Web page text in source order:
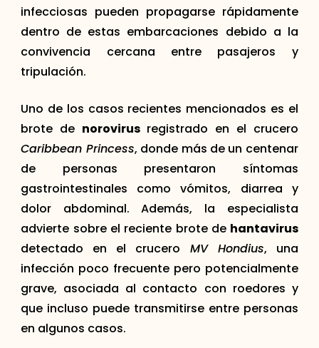
infecciosas pueden propagarse rápidamente
dentro de estas embarcaciones debido a la
convivencia cercana entre pasajeros y
tripulación.
Uno de los casos recientes mencionados es el
brote de norovirusregistrado en el crucero
Caribbean Princess, donde más de un centenar
de personas presentaron síntomas
gastrointestinales como vómitos, diarrea y
dolor abdominal. Además, la especialista
advierte sobre el reciente brote de hantavirus
detectado en el crucero MV Hondius, una
infección poco frecuente pero potencialmente
grave, asociada al contacto con roedores y
que incluso puede transmitirse entre personas
en algunos casos.